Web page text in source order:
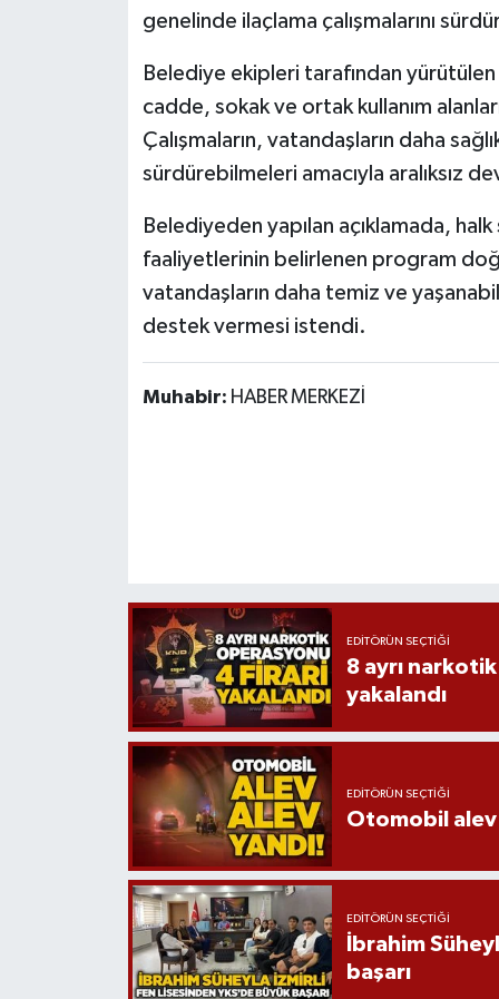
genelinde ilaçlama çalışmalarını
Belediye ekipleri tarafından
cadde, sokak ve ortak kullanım
Çalışmaların, vatandaşların daha
sürdürebilmeleri amacıyla aralıksız
Belediyeden yapılan açıklamada,
faaliyetlerinin belirlenen program
vatandaşların daha temiz ve
destek vermesi istendi.
Muhabir: HABER MERKEZİ
EDITÖRÜN SEÇTIĞI
8 ayrı
yakalandı
EDITÖRÜN SEÇTIĞI
Otomobil alev
EDITÖRÜN SEÇTIĞI
İbrahim
başarı
Resmi İlan